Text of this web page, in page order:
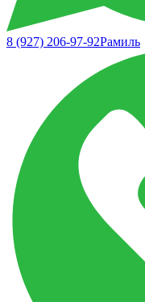
8 (927) 206-97-92Рамиль